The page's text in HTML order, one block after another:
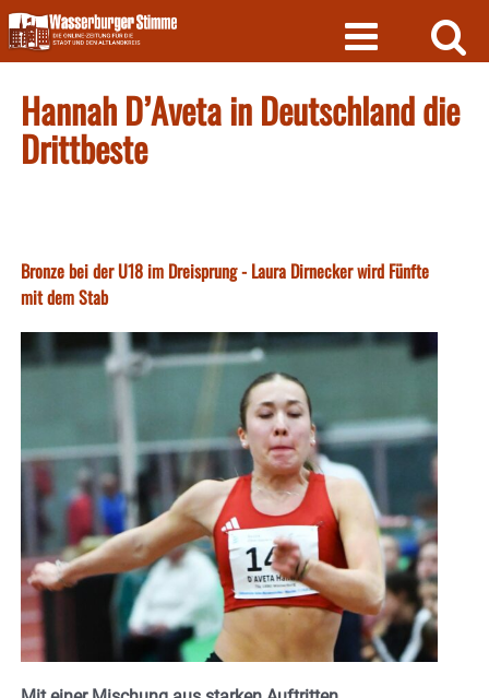
Skip
to
content
Hannah D’Aveta in Deutschland die
Drittbeste
Bronze bei der U18 im Dreisprung - Laura Dirnecker wird Fünfte
mit dem Stab